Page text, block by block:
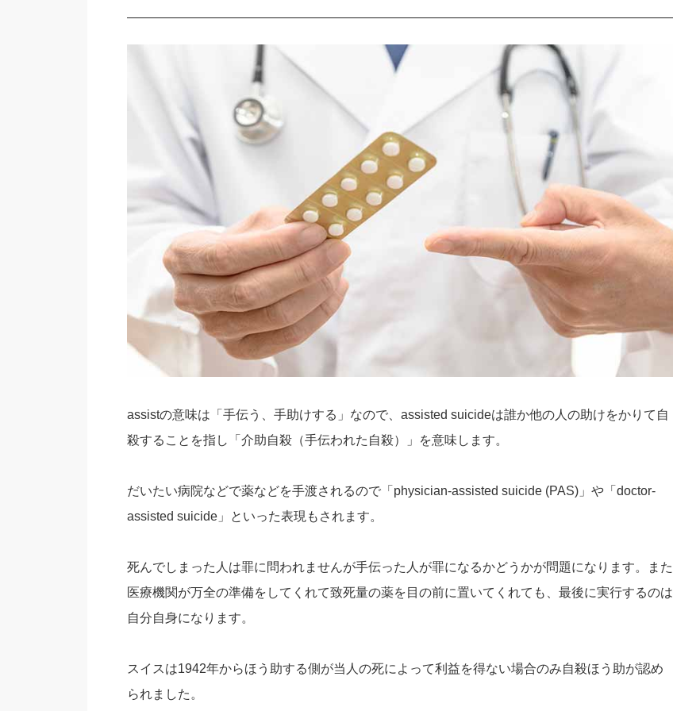
assistの意味は「手伝う、手助けする」なので、assisted suicideは誰か他の人の助けをかりて自
殺することを指し「介助自殺（手伝われた自殺）」を意味します。
だいたい病院などで薬などを手渡されるので「physician-assisted suicide (PAS)」や「doctor-
assisted suicide」といった表現もされます。
死んでしまった人は罪に問われませんが手伝った人が罪になるかどうかが問題になります。また
医療機関が万全の準備をしてくれて致死量の薬を目の前に置いてくれても、最後に実行するのは
自分自身になります。
スイスは1942年からほう助する側が当人の死によって利益を得ない場合のみ自殺ほう助が認め
られました。